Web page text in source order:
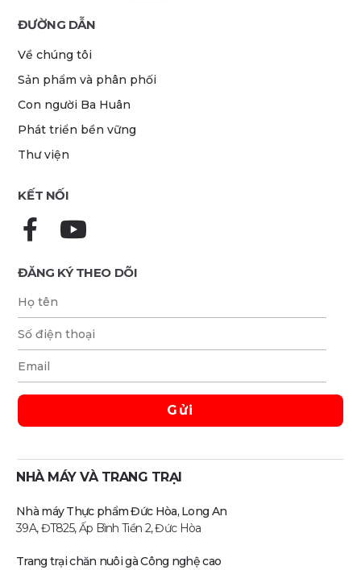
ĐƯỜNG DẪN
Về chúng tôi
Sản phẩm và phân phối
Con người Ba Huân
Phát triển bền vững
Thư viện
KẾT NỐI
ĐĂNG KÝ THEO DÕI
NHÀ MÁY VÀ TRANG TRẠI
Nhà máy Thực phẩm Đức Hòa, Long An
39A, ĐT825, Ấp Bình Tiền 2, Đức Hòa
Trang trại chăn nuôi gà Công nghệ cao